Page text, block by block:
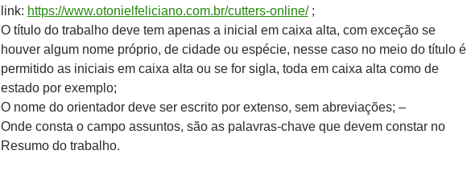
link: https://www.otonielfeliciano.com.br/cutters-online/;
O título do trabalho deve tem apenas a inicial em caixa alta, com exceção se
houver algum nome próprio, de cidade ou espécie, nesse caso no meio do título é
permitido as iniciais em caixa alta ou se for sigla, toda em caixa alta como de
estado por exemplo;
O nome do orientador deve ser escrito por extenso, sem abreviações; –
Onde consta o campo assuntos, são as palavras-chave que devem constar no
Resumo do trabalho.